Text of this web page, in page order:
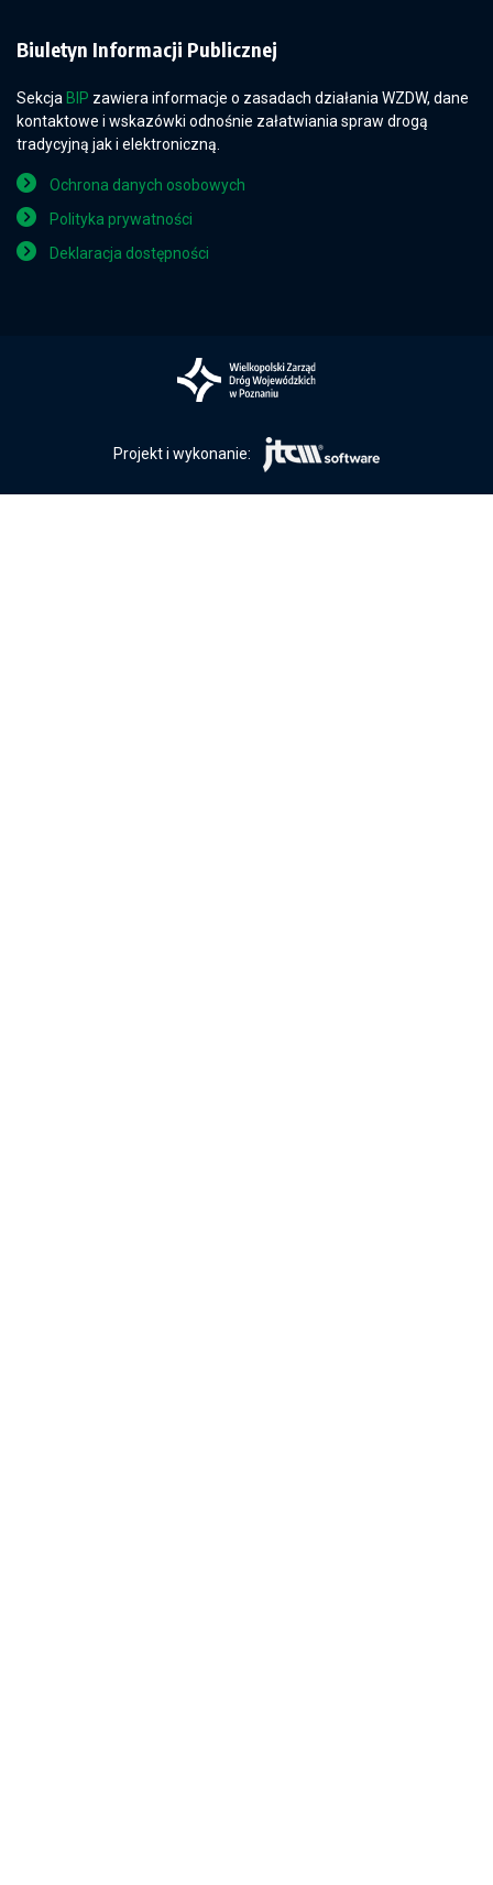
Biuletyn Informacji Publicznej
Sekcja BIP zawiera informacje o zasadach działania WZDW, dane
kontaktowe i wskazówki odnośnie załatwiania spraw drogą
tradycyjną jak i elektroniczną.
Ochrona danych osobowych
Polityka prywatności
Deklaracja dostępności
Projekt i wykonanie: